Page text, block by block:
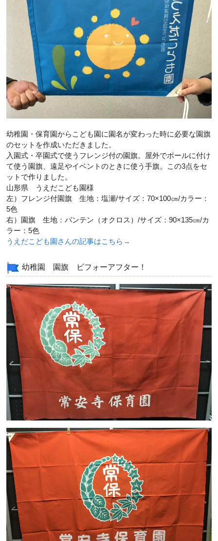
幼稚園・保育園からこども園に園名が変わった時に必要な園旗
のセットを作成いただきました。
入園式・卒園式で使うフレンジ付の園旗。屋外でポールに付け
て使う園旗、遠足やイベントのときに使う手旗。この3点をセ
ットで作りました。
山形県 うえだこども園様
左）フレンジ付園旗 生地：塩瀬/サイズ：70×100㎝/カラー：
5色
右）園旗 生地：バンテン（オクロス）/サイズ：90×135㎝/カ
ラー：5色
うえだこども園さんの記事はこちら→
幼稚園 園旗 ビフォーアフター！